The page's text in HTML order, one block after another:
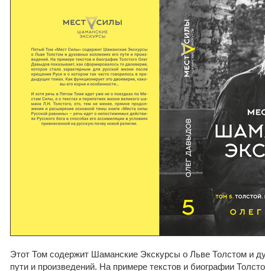
Этот Том содержит Шаманские Экскурсы о Льве Толстом и
пути и произведений. На примере текстов и биографии